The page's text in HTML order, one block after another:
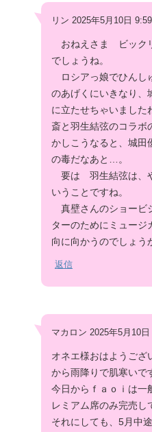
リン 2025年5月10日
おねえさま ビック
でしょうね。
ロシアっ娘でひん
のあげくにいきなり、
に立たせちゃいました
斎と羽生結弦のコラ
かしこうなると、城田
の毒だなあと…。
要は 羽生結弦は、
いうことですね。
真壁さんのショービ
ターのためにミュージ
向に向かうのでしょう
返信
マカロン 2025年5月10
オネエ様おはようござ
から雨降りで肌寒いで
今日からｆａｏｉは一
レミアム席のみ完売し
それにしても、5月中